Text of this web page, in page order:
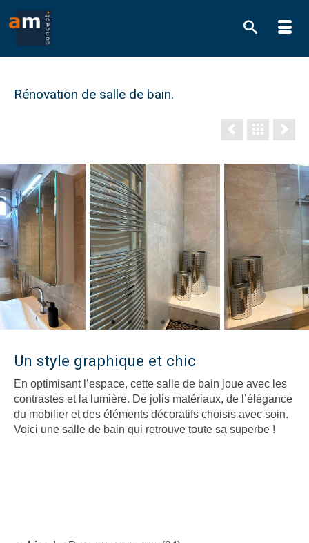
Rénovation de salle de bain.
Un style graphique et chic
En optimisant l’espace, cette salle de bain joue avec les
contrastes et la lumière. De jolis matériaux, de l’élégance
du mobilier et des éléments décoratifs choisis avec soin.
Voici une salle de bain qui retrouve toute sa superbe !